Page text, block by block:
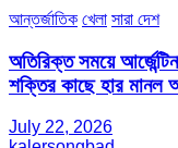
আন্তর্জাতিক খেলা সারা দেশ
অতিরিক্ত সময়ে
শক্তির কাছে হার মানল
July 22, 2026